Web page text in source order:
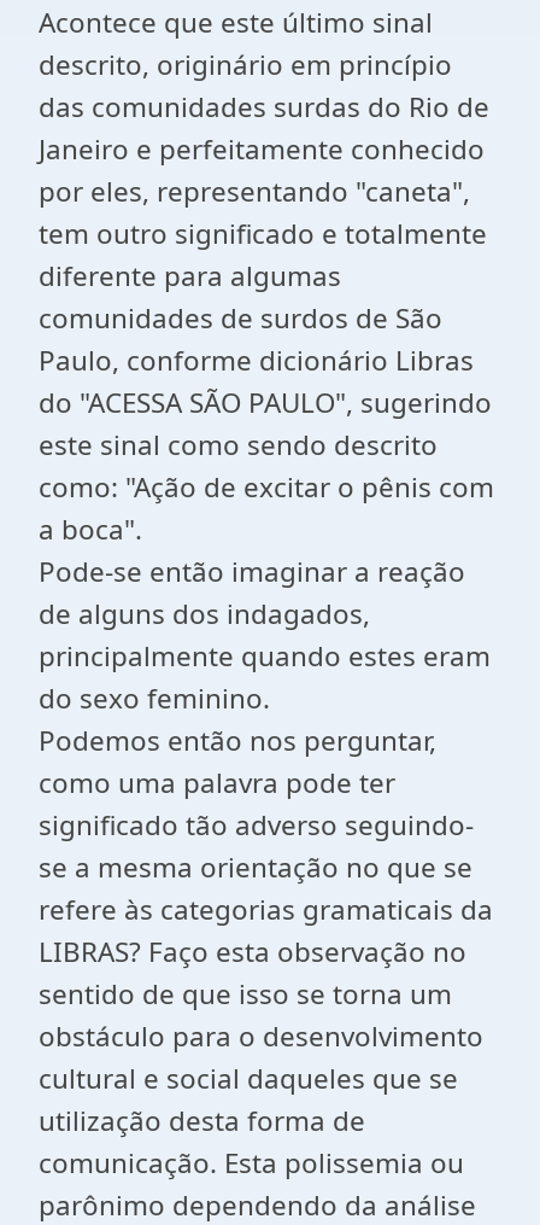
Acontece que este último sinal
descrito, originário em princípio
das comunidades surdas do Rio de
Janeiro e perfeitamente conhecido
por eles, representando "caneta",
tem outro significado e totalmente
diferente para algumas
comunidades de surdos de São
Paulo, conforme dicionário Libras
do "ACESSA SÃO PAULO", sugerindo
este sinal como sendo descrito
como: "Ação de excitar o pênis com
a boca".
Pode-se então imaginar a reação
de alguns dos indagados,
principalmente quando estes eram
do sexo feminino.
Podemos então nos perguntar,
como uma palavra pode ter
significado tão adverso seguindo-
se a mesma orientação no que se
refere às categorias gramaticais da
LIBRAS? Faço esta observação no
sentido de que isso se torna um
obstáculo para o desenvolvimento
cultural e social daqueles que se
utilização desta forma de
comunicação. Esta polissemia ou
parônimo dependendo da análise